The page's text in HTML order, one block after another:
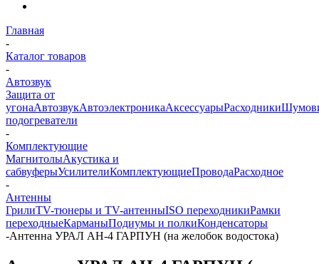
Главная
-
Каталог товаров
-
Автозвук
Защита от
угонаАвтозвукАвтоэлектроникаАксессуарыРасходники
подогреватели
-
Комплектующие
МагнитолыАкустика и
сабвуферыУсилителиКомплектующиеПроводаРасходное
-
Антенны
ГрилиTV-тюнеры и TV-антенныISO переходникиРамки
переходныеКарманыПодиумы и полкиКонденсаторы
-Антенна УРАЛ АН-4 ГАРПУН (на желобок водостока)